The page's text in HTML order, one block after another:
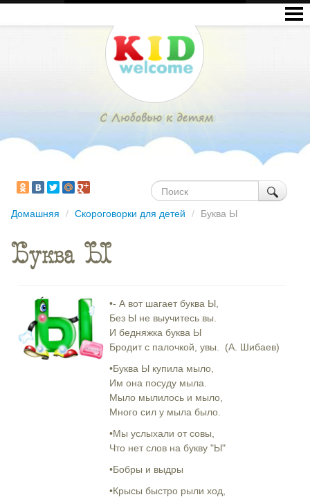
Домашняя / Скороговорки для детей / Буква Ы
Буква Ы
•- А вот шагает буква Ы,
Без Ы не выучитесь вы.
И бедняжка буква Ы
Бродит с палочкой, увы. (А. Шибаев)
•Буква Ы купила мыло,
Им она посуду мыла.
Мыло мылилось и мыло,
Много сил у мыла было.
•Мы услыхали от совы,
Что нет слов на букву "Ы"
•Бобры и выдры
•Крысы быстро рыли ход,